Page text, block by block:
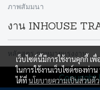
ภาพสัมมนา
งาน INHOUSE
หลักสูตร กฎหมายแรงงาน
Copyright
เว็บไซต์นี้มีการใช้งานคุกกี้
ในการใช้งานเว็บไซต์ของท่า
ได้ที่นโยบายความเป็นส่วนตัว